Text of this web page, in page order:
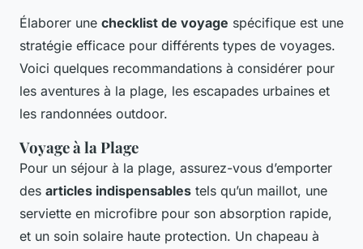
Élaborer une checklist de voyage spécifique est une
stratégie efficace pour différents types de voyages.
Voici quelques recommandations à considérer pour
les aventures à la plage, les escapades urbaines et
les randonnées outdoor.
Voyage à la Plage
Pour un séjour à la plage, assurez-vous d’emporter
des articles indispensables tels qu’un maillot, une
serviette en microfibre pour son absorption rapide,
et un soin solaire haute protection. Un chapeau à